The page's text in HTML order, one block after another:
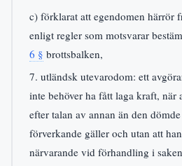
c) förklarat att egendomen härrör
enligt regler som motsvarar
6 § brottsbalken,
7. utländsk utevarodom: ett
inte behöver ha fått laga kraft, när
efter talan av annan än den
förverkande gäller och utan att
närvarande vid förhandling i